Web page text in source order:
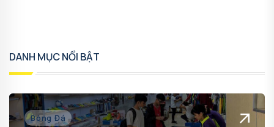
DANH MỤC NỔI BẬT
Bóng Đá